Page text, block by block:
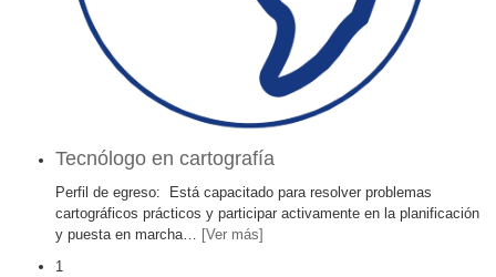
Tecnólogo en cartografía
Perfil de egreso: Está capacitado para resolver problemas
cartográficos prácticos y participar activamente en la planificación
y puesta en marcha… [Ver más]
1